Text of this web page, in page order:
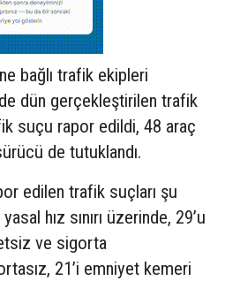
bağlı trafik ekipleri
dün gerçekleştirilen trafik
suçu rapor edildi, 48 araç
de tutuklandı.
edilen trafik suçları şu
hız sınırı üzerinde, 29’u
ve sigorta
21’i emniyet kemeri